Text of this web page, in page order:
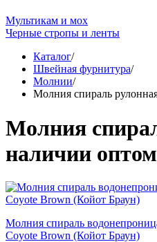
Мультикам и мох
Черные стропы и ленты
Каталог/
Швейная фурнитура/
Молнии/
Молния спираль
Молния
наличии
Молния спираль
Coyote Brown (Койот Браун)